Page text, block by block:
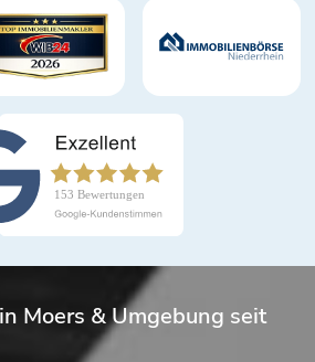
Moers & Umgebung seit